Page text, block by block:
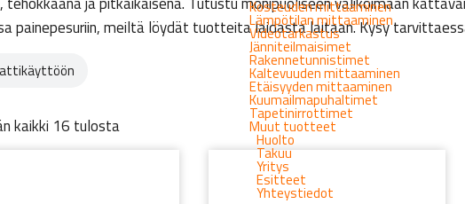
Kosteuden mittaaminen
Lämpötilan mittaaminen
Videotarkastus
Jänniteilmaisimet
Rakennetunnistimet
Kaltevuuden mittaaminen
Etäisyyden mittaaminen
Kuumailmapuhaltimet
Tapetinirrottimet
Muut tuotteet
Huolto
Takuu
Yritys
Esitteet
Yhteystiedot
painepesuriin, meiltä löydät tuotteita laidasta laitaan. Kysy
kaikki 16 tulosta